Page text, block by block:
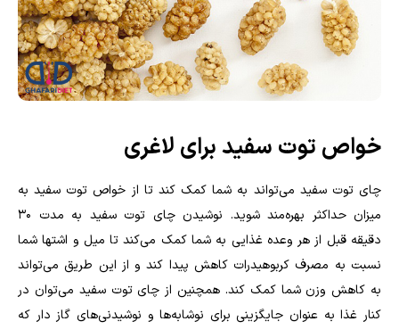
خواص توت سفید برای لاغری
چای توت سفید می‌تواند به شما کمک کند تا از خواص توت سفید به
میزان حداکثر بهره‌مند شوید. نوشیدن چای توت سفید به مدت ۳۰
دقیقه قبل از هر وعده غذایی به شما کمک می‌کند تا میل و اشتها شما
نسبت به مصرف کربوهیدرات کاهش پیدا کند و از این طریق می‌تواند
به کاهش وزن شما کمک کند. همچنین از چای توت سفید می‌توان در
کنار غذا به عنوان جایگزینی برای نوشابه‌ها و نوشیدنی‌های گاز دار که